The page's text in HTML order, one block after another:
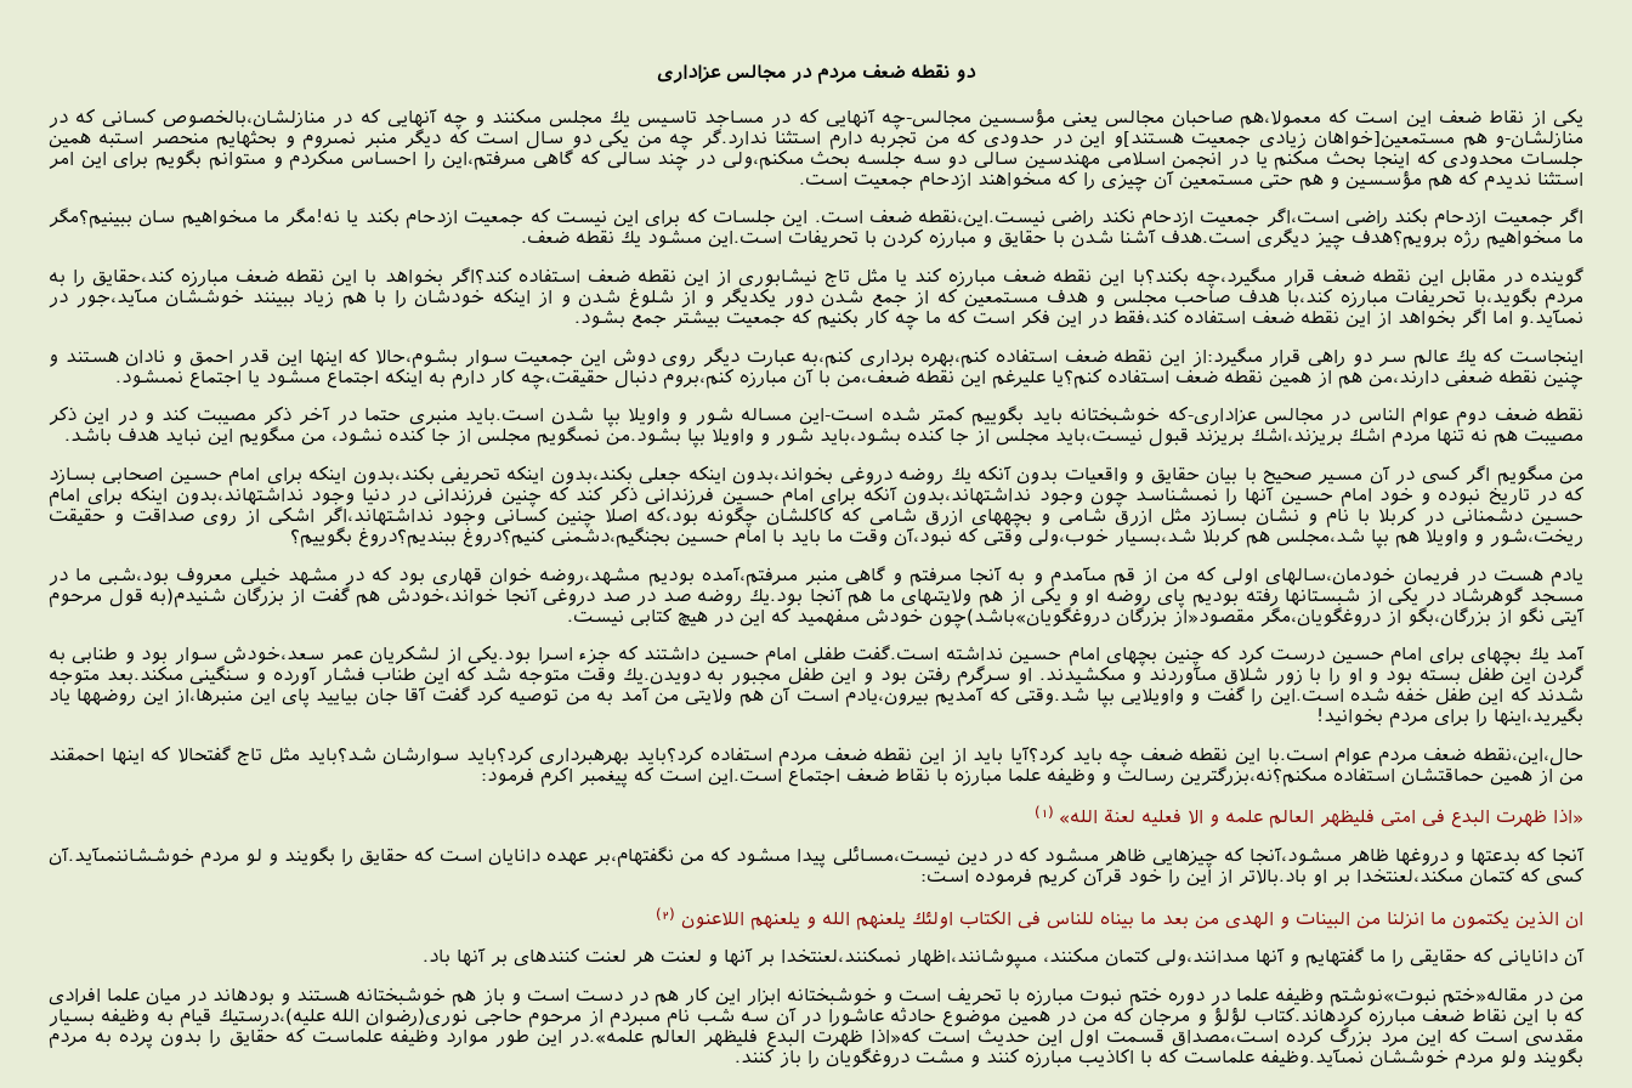
دو نقطه ضعف مردم در مجالس عزادارى
يكى از نقاط ضعف اين است كه معمولا،هم صاحبان مجالس يعنى مؤسسين مجالس-چه آنهايى كه در مساجد تاسيس يك مجلس مى‏كنند و چه آنهايى كه در منازلشان،بالخصوص كسانى كه در
منازلشان-و هم مستمعين[خواهان زيادى جمعيت هستند]و اين در حدودى كه من تجربه دارم استثنا ندارد.گر چه من يكى دو سال است كه ديگر منبر نمى‏روم و بحثهايم منحصر است‏به همين
جلسات محدودى كه اينجا بحث مى‏كنم يا در انجمن اسلامى مهندسين سالى دو سه جلسه بحث مى‏كنم،ولى در چند سالى كه گاهى مى‏رفتم،اين را احساس مى‏كردم و مى‏توانم بگويم براى اين امر
استثنا نديدم كه هم مؤسسين و هم حتى مستمعين آن چيزى را كه مى‏خواهند ازدحام جمعيت است.
اگر جمعيت ازدحام بكند راضى است،اگر جمعيت ازدحام نكند راضى نيست.اين،نقطه ضعف است. اين جلسات كه براى اين نيست كه جمعيت ازدحام بكند يا نه!مگر ما مى‏خواهيم سان ببينيم؟مگر
ما مى‏خواهيم رژه برويم؟هدف چيز ديگرى است.هدف آشنا شدن با حقايق و مبارزه كردن با تحريفات است.اين مى‏شود يك نقطه ضعف.
گوينده در مقابل اين نقطه ضعف قرار مى‏گيرد،چه بكند؟با اين نقطه ضعف مبارزه كند يا مثل تاج نيشابورى از اين نقطه ضعف استفاده كند؟اگر بخواهد با اين نقطه ضعف مبارزه كند،حقايق را به
مردم بگويد،با تحريفات مبارزه كند،با هدف صاحب مجلس و هدف مستمعين كه از جمع شدن دور يكديگر و از شلوغ شدن و از اينكه خودشان را با هم زياد ببينند خوششان مى‏آيد،جور در
نمى‏آيد.و اما اگر بخواهد از اين نقطه ضعف استفاده كند،فقط در اين فكر است كه ما چه كار بكنيم كه جمعيت ‏بيشتر جمع بشود.
اينجاست كه يك عالم سر دو راهى قرار مى‏گيرد:از اين نقطه ضعف استفاده كنم،بهره بردارى كنم،به عبارت ديگر روى دوش اين جمعيت‏ سوار بشوم،حالا كه اينها اين قدر احمق و نادان هستند و
چنين نقطه ضعفى دارند،من هم از همين نقطه ضعف استفاده كنم؟يا عليرغم اين نقطه ضعف،من با آن مبارزه كنم،بروم دنبال حقيقت،چه كار دارم به اينكه اجتماع مى‏شود يا اجتماع نمى‏شود.
نقطه ضعف دوم عوام الناس در مجالس عزادارى-كه خوشبختانه بايد بگوييم كمتر شده است-اين مساله شور و واويلا بپا شدن است.بايد منبرى حتما در آخر ذكر مصيبت كند و در اين ذكر
مصيبت هم نه تنها مردم اشك بريزند،اشك بريزند قبول نيست،بايد مجلس از جا كنده بشود،بايد شور و واويلا بپا بشود.من نمى‏گويم مجلس از جا كنده نشود، من مى‏گويم اين نبايد هدف باشد.
من مى‏گويم اگر كسى در آن مسير صحيح با بيان حقايق و واقعيات بدون آنكه يك روضه دروغى بخواند،بدون اينكه جعلى بكند،بدون اينكه تحريفى بكند،بدون اينكه براى امام حسين اصحابى بسازد
كه در تاريخ نبوده و خود امام حسين آنها را نمى‏شناسد چون وجود نداشته‏اند،بدون آنكه براى امام حسين فرزندانى ذكر كند كه چنين فرزندانى در دنيا وجود نداشته‏اند،بدون اينكه براى امام
حسين دشمنانى در كربلا با نام و نشان بسازد مثل ازرق شامى و بچه‏هاى ازرق شامى كه كاكلشان چگونه بود،كه اصلا چنين كسانى وجود نداشته‏اند،اگر اشكى از روى صداقت و حقيقت
ريخت،شور و واويلا هم بپا شد،مجلس هم كربلا شد،بسيار خوب،ولى وقتى كه نبود،آن وقت ما بايد با امام حسين بجنگيم،دشمنى كنيم؟دروغ ببنديم؟دروغ بگوييم؟
يادم هست در فريمان خودمان،سالهاى اولى كه من از قم مى‏آمدم و به آنجا مى‏رفتم و گاهى منبر مى‏رفتم،آمده بوديم مشهد،روضه خوان قهارى بود كه در مشهد خيلى معروف بود،شبى ما در
مسجد گوهرشاد در يكى از شبستانها رفته بوديم پاى روضه او و يكى از هم ولايتى‏هاى ما هم آنجا بود.يك روضه صد در صد دروغى آنجا خواند،خودش هم گفت از بزرگان شنيدم(به قول مرحوم
آيتى نگو از بزرگان،بگو از دروغگويان،مگر مقصود«از بزرگان دروغگويان‏»باشد)چون خودش مى‏فهميد كه اين در هيچ كتابى نيست.
آمد يك بچه‏اى براى امام حسين درست كرد كه چنين بچه‏اى امام حسين نداشته است.گفت طفلى امام حسين داشتند كه جزء اسرا بود.يكى از لشكريان عمر سعد،خودش سوار بود و طنابى به
گردن اين طفل بسته بود و او را با زور شلاق مى‏آوردند و مى‏كشيدند. او سرگرم رفتن بود و اين طفل مجبور به دويدن.يك وقت متوجه شد كه اين طناب فشار آورده و سنگينى مى‏كند.بعد متوجه
شدند كه اين طفل خفه شده است.اين را گفت و واويلايى بپا شد.وقتى كه آمديم بيرون،يادم است آن هم ولايتى من آمد به من توصيه كرد گفت آقا جان بياييد پاى اين منبرها،از اين روضه‏ها ياد
بگيريد،اينها را براى مردم بخوانيد!
حال،اين،نقطه ضعف مردم عوام است.با اين نقطه ضعف چه بايد كرد؟آيا بايد از اين نقطه ضعف مردم استفاده كرد؟بايد بهره‏بردارى كرد؟بايد سوارشان شد؟بايد مثل تاج گفت‏حالا كه اينها احمقند
من از همين حماقتشان استفاده مى‏كنم؟نه،بزرگترين رسالت و وظيفه علما مبارزه با نقاط ضعف اجتماع است.اين است كه پيغمبر اكرم فرمود:
«اذا ظهرت البدع فى امتى فليظهر العالم علمه و الا فعليه لعنة الله‏» (1)
آنجا كه بدعتها و دروغها ظاهر مى‏شود،آنجا كه چيزهايى ظاهر مى‏شود كه در دين نيست،مسائلى پيدا مى‏شود كه من نگفته‏ام،بر عهده دانايان است كه حقايق را بگويند و لو مردم خوششان‏نمى‏آيد.آن
كسى كه كتمان مى‏كند،لعنت‏خدا بر او باد.بالاتر از اين را خود قرآن كريم فرموده است:
ان الذين يكتمون ما انزلنا من البينات و الهدى من بعد ما بيناه للناس فى الكتاب اولئك يلعنهم الله و يلعنهم اللاعنون (2)
آن دانايانى كه حقايقى را ما گفته‏ايم و آنها مى‏دانند،ولى كتمان مى‏كنند، مى‏پوشانند،اظهار نمى‏كنند،لعنت‏خدا بر آنها و لعنت هر لعنت كننده‏اى بر آنها باد.
من در مقاله‏«ختم نبوت‏»نوشتم وظيفه علما در دوره ختم نبوت مبارزه با تحريف است و خوشبختانه ابزار اين كار هم در دست است و باز هم خوشبختانه هستند و بوده‏اند در ميان علما افرادى
كه با اين نقاط ضعف مبارزه كرده‏اند.كتاب لؤلؤ و مرجان كه من در همين موضوع حادثه عاشورا در آن سه شب نام مى‏بردم از مرحوم حاجى نورى(رضوان الله عليه)،درست‏يك قيام به وظيفه بسيار
مقدسى است كه اين مرد بزرگ كرده است،مصداق قسمت اول اين حديث است كه‏«اذا ظهرت البدع فليظهر العالم علمه‏».در اين طور موارد وظيفه علماست كه حقايق را بدون پرده به مردم
بگويند ولو مردم خوششان نمى‏آيد.وظيفه علماست كه با اكاذيب مبارزه كنند و مشت دروغگويان را باز كنند.